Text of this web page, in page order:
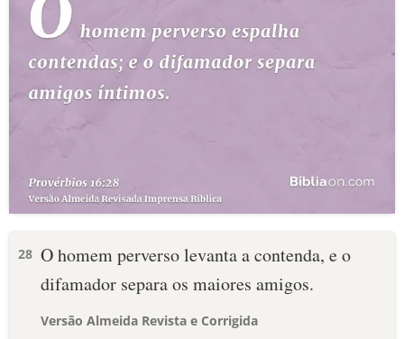
28 O homem perverso levanta a contenda, e o
difamador separa os maiores amigos.
Versão Almeida Revista e Corrigida